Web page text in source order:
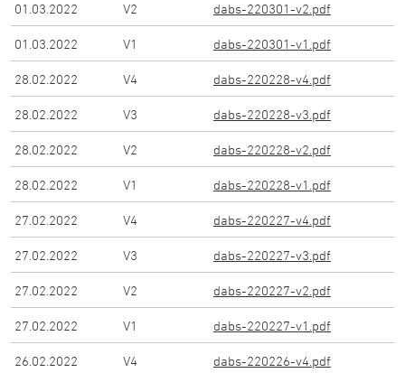
01.03.2022 V2 dabs-220301-v2.pdf
01.03.2022 V1 dabs-220301-v1.pdf
28.02.2022 V4 dabs-220228-v4.pdf
28.02.2022 V3 dabs-220228-v3.pdf
28.02.2022 V2 dabs-220228-v2.pdf
28.02.2022 V1 dabs-220228-v1.pdf
27.02.2022 V4 dabs-220227-v4.pdf
27.02.2022 V3 dabs-220227-v3.pdf
27.02.2022 V2 dabs-220227-v2.pdf
27.02.2022 V1 dabs-220227-v1.pdf
26.02.2022 V4 dabs-220226-v4.pdf